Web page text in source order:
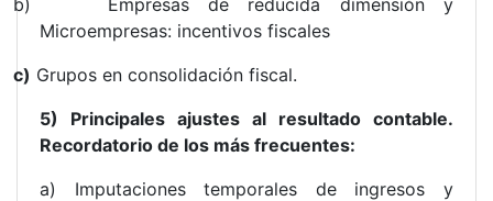
b) Empresas de reducida dimensión y
Microempresas: incentivos fiscales
c) Grupos en consolidación fiscal.
5) Principales ajustes al resultado contable.
Recordatorio de los más frecuentes:
a) Imputaciones temporales de ingresos y